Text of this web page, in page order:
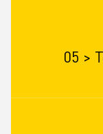
05 >